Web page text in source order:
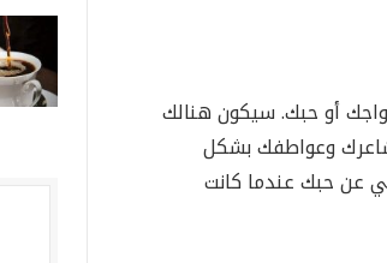
أو حبك. سيكون هنالك
وعواطفك بشكل
عن حبك عندما كانت